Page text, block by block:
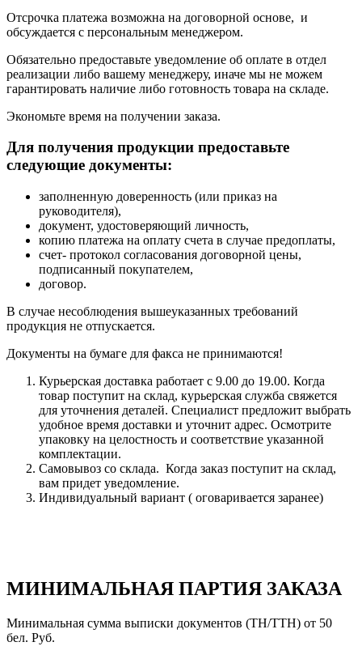
Отсрочка платежа возможна на договорной основе, и
обсуждается с персональным менеджером.
Обязательно предоставьте уведомление об оплате в отдел
реализации либо вашему менеджеру, иначе мы не можем
гарантировать наличие либо готовность товара на складе.
Экономьте время на получении заказа.
Для получения продукции предоставьте
следующие документы:
заполненную доверенность (или приказ на
руководителя),
документ, удостоверяющий личность,
копию платежа на оплату счета в случае предоплаты,
счет- протокол согласования договорной цены,
подписанный покупателем,
договор.
В случае несоблюдения вышеуказанных требований
продукция не отпускается.
Документы на бумаге для факса не принимаются!
Курьерская доставка работает с 9.00 до 19.00. Когда
товар поступит на склад, курьерская служба свяжется
для уточнения деталей. Специалист предложит выбрать
удобное время доставки и уточнит адрес. Осмотрите
упаковку на целостность и соответствие указанной
комплектации.
Самовывоз со склада. Когда заказ поступит на склад,
вам придет уведомление.
Индивидуальный вариант ( оговаривается заранее)
МИНИМАЛЬНАЯ ПАРТИЯ ЗАКАЗА
Минимальная сумма выписки документов (ТН/ТТН) от 50
бел. Руб.